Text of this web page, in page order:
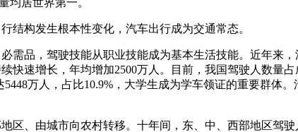
构发生根本性变化，汽车出行成为交通常态。
品，驾驶技能从职业技能成为基本生活技能。近年来，
快速增长，年均增加2500万人。目前，我国驾驶人数量
万人，占比10.9%，大学生成为学车领证的重要群体
、由城市向农村转移。十年间，东、中、西部地区驾驶